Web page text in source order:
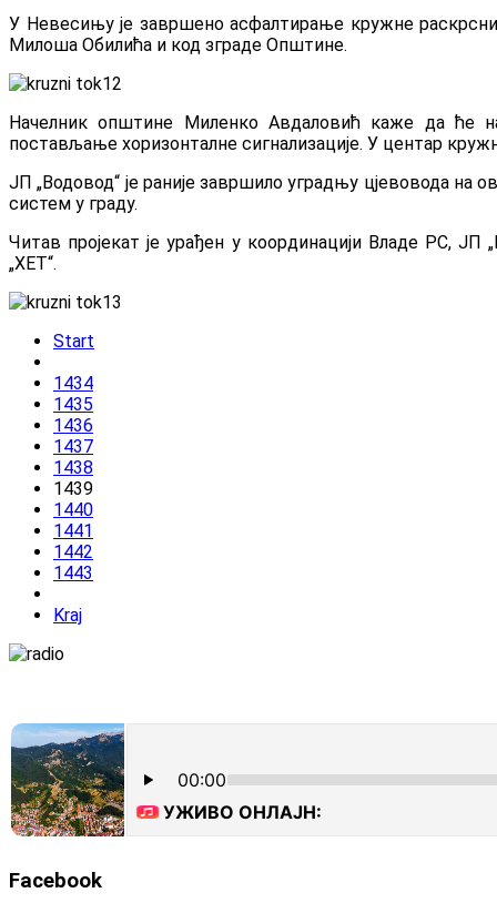
У Невесињу је завршено асфалтирање кружне
Милоша Обилића и код зграде Општине.
Начелник општине Миленко Авдаловић каже да ће
постављање хоризонталне сигнализације. У центар
ЈП „Водовод“ је раније завршило уградњу цјевовода на
систем у граду.
Читав пројекат је урађен у координацији Владе РС,
„ХЕТ“.
Start
1434
1435
1436
1437
1438
1439
1440
1441
1442
1443
Kraj
Facebook